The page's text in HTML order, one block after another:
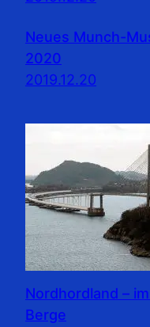
Neues Munch-
2020
2019.12.20
Nordhordland –
Berge